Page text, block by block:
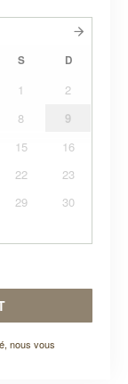
S D
1
2
8
9
15
16
22
23
29
30
nous vous